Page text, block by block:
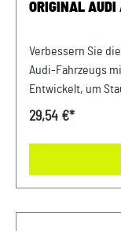
ORIGINAL
Verbessern Sie
Audi-Fahrzeugs
Entwickelt, um
und
Lebensdauer und
29,54 €*